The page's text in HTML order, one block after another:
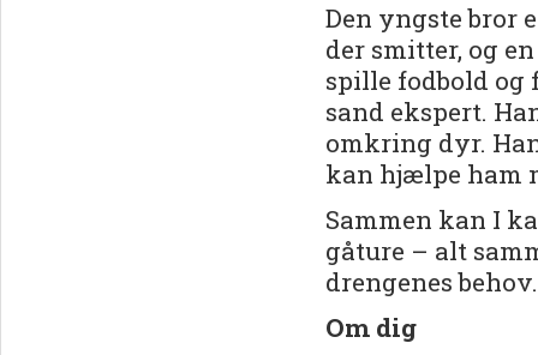
Den yngste bror
der smitter, og
spille fodbold og
sand ekspert.
omkring dyr.
kan hjælpe ham
Sammen kan I
gåture – alt
drengenes behov.
Om dig